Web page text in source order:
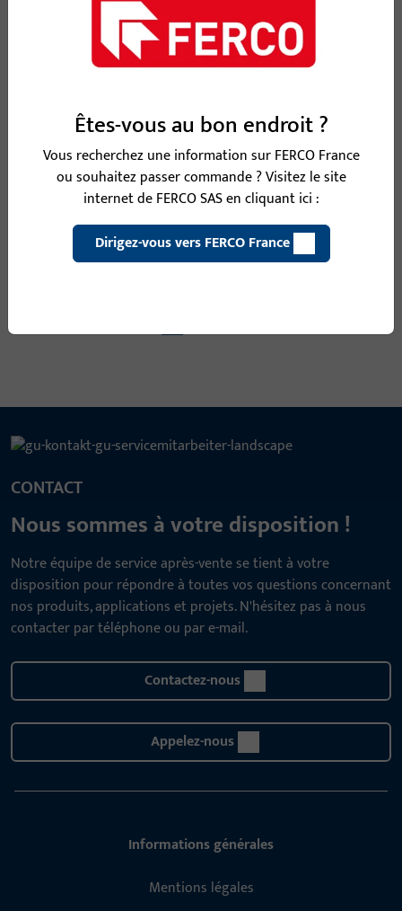
SICHERH.-W.350, 20 MM LOCHL.,20 MM BL.L.,
E,GELBCHROMATIERT, ECKIG/ECKIG, PRAEGUNG: NEUTRAL,
SICHERH.-W.350, 20 MM LOCHL.,20 MM BL.L., E,MATT
VERNICKELT, ECKIG/ECKIG, PRAEGUNG: NEUTRAL,
CONTACT
Nous sommes à votre disposition !
Notre équipe de service après-vente se tient à votre
disposition pour répondre à toutes vos questions concernant
nos produits, applications et projets. N'hésitez pas à nous
contacter par téléphone ou par e-mail.
Contactez-nous
Appelez-nous
Êtes-vous au bon endroit ?
Vous recherchez une information sur FERCO France
ou souhaitez passer commande ? Visitez le site
internet de FERCO SAS en cliquant ici :
Dirigez-vous vers FERCO France
Informations générales
Mentions légales